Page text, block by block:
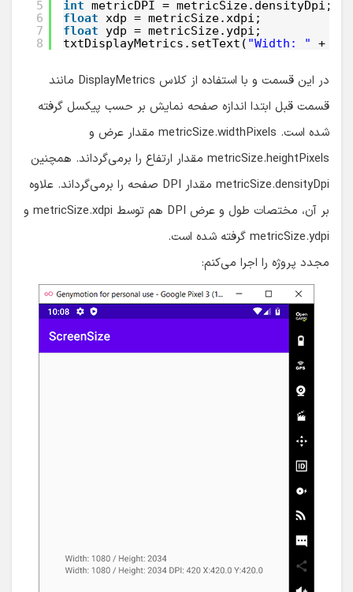
5
6
7
8
int metricDPI = metricSize.densityDpi;
float xdp = metricSize.xdpi;
float
ydp = metricSize.ydpi;
txtDisplayMetrics.setText( "Width: " +
در این قسمت و با استفاده از کلاس DisplayMetrics مانند
قسمت قبل ابتدا اندازه صفحه نمایش بر حسب پیکسل گرفته
شده است. metricSize.widthPixels مقدار عرض و
metricSize.heightPixels مقدار ارتفاع را برمی‌گرداند. همچنین
metricSize.densityDpi مقدار DPI صفحه را برمی‌گرداند. علاوه
بر آن، مختصات طول و عرض DPI هم توسط metricSize.xdpi و
metricSize.ydpi گرفته شده است.
مجدد پروژه را اجرا می‌کنم: